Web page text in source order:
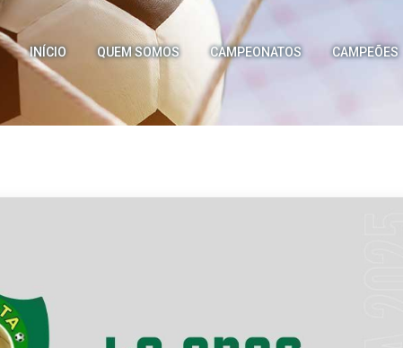
INÍCIO QUEM SOMOS CAMPEONATOS CAMPEÕES